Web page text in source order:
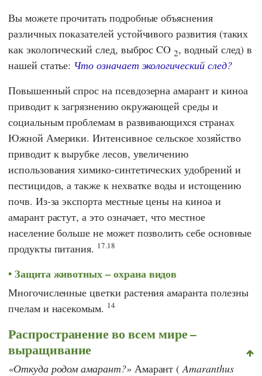
Вы можете прочитать подробные объяснения
различных показателей устойчивого развития (таких
как экологический след, выброс CO2, водный след) в
нашей статье: Что означает экологический след?
Повышенный спрос на псевдозерна амарант и киноа
приводит к загрязнению окружающей среды и
социальным проблемам в развивающихся странах
Южной Америки. Интенсивное сельское хозяйство
приводит к вырубке лесов, увеличению
использования химико-синтетических удобрений и
пестицидов, а также к нехватке воды и истощению
почв. Из-за экспорта местные цены на киноа и
амарант растут, а это означает, что местное
население больше не может позволить себе основные
продукты питания. 17.18
Защита животных – охрана видов
Многочисленные цветки растения амаранта полезны
пчелам и насекомым. 14
Распространение во всем мире –
выращивание
Откуда родом амарант? Амарант (Amaranthus